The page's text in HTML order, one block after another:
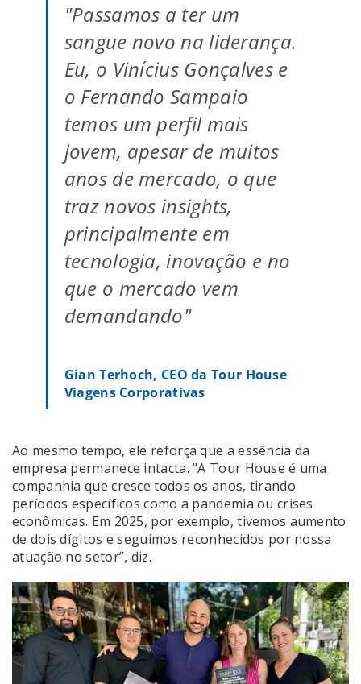
"Passamos a ter um
sangue novo na liderança.
Eu, o Vinícius Gonçalves e
o Fernando Sampaio
temos um perfil mais
jovem, apesar de muitos
anos de mercado, o que
traz novos insights,
principalmente em
tecnologia, inovação e no
que o mercado vem
demandando"
Gian Terhoch, CEO da Tour House
Viagens Corporativas
Ao mesmo tempo, ele reforça que a essência da
empresa permanece intacta. "A Tour House é uma
companhia que cresce todos os anos, tirando
períodos específicos como a pandemia ou crises
econômicas. Em 2025, por exemplo, tivemos aumento
de dois dígitos e seguimos reconhecidos por nossa
atuação no setor”, diz.